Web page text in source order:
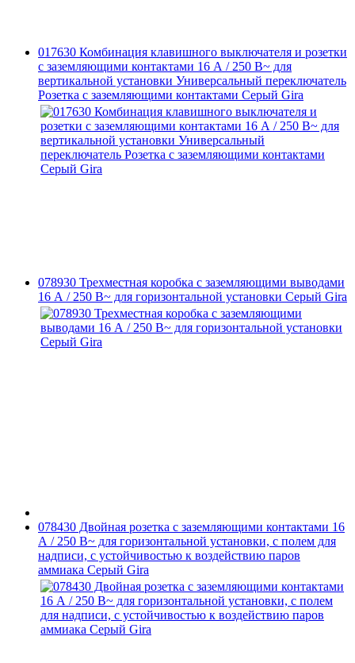
017630 Комбинация клавишного выключателя и розетки
с заземляющими контактами 16 А / 250 В~ для
вертикальной установки Универсальный переключатель
Розетка с заземляющими контактами Серый Gira
078930 Трехместная коробка с заземляющими выводами
16 А / 250 В~ для горизонтальной установки Серый Gira
078430 Двойная розетка с заземляющими контактами 16
А / 250 В~ для горизонтальной установки, с полем для
надписи, с устойчивостью к воздействию паров
аммиака Серый Gira